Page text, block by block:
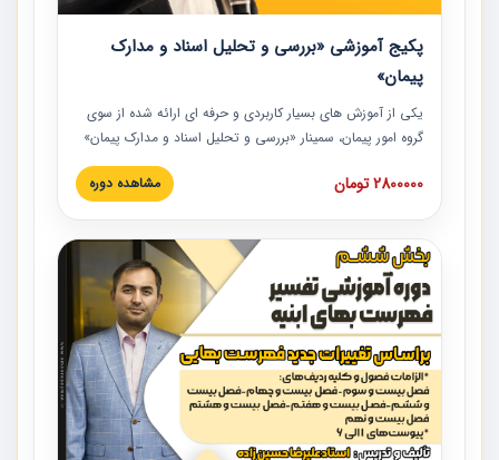
پکیج آموزشی «بررسی و تحلیل اسناد و مدارک
پیمان»
یکی از آموزش‏‏‏‏‏‏ های بسیار کاربردی و حرفه‏ ای ارائه شده از سوی
گروه امور پیمان، سمینار «بررسی و تحلیل اسناد و مدارک پیمان»
است که در دانشگاه صنعتی شریف ارائه شد. در این آموزش
نکات کلیدی مربوط به اسناد و مدارک پیمان، اولویت بندی اسناد
پیمان به همراه تجربیات عملی در این خصوص ارائه شده است.
2800000 تومان مشاهده دوره